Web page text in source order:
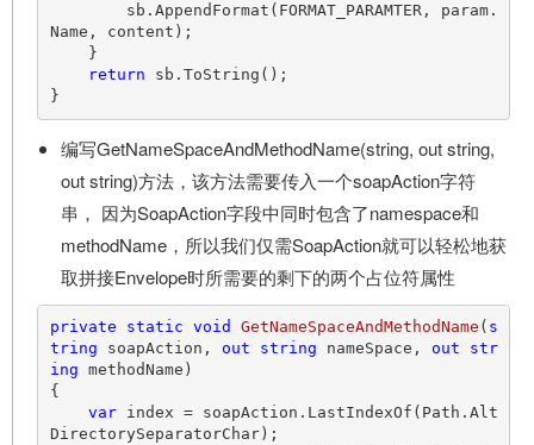
Name, content);
return sb.ToString();
编写GetNameSpaceAndMethodName(string, out string,
out string)方法，该方法需要传入一个soapAction字符
串， 因为SoapAction字段中同时包含了namespace和
methodName，所以我们仅需SoapAction就可以轻松地获
取拼接Envelope时所需要的剩下的两个占位符属性
private static void GetNameSpaceAndMethodName ( s
tring soapAction, out string nameSpace, out
str
ing methodName )
{
var index = soapAction.LastIndexOf(Path.Alt
DirectorySeparatorChar);